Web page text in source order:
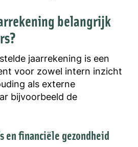
belangrijk
jaarrekening is een
voor zowel intern inzicht
als externe
bijvoorbeeld de
en financiële gezondheid